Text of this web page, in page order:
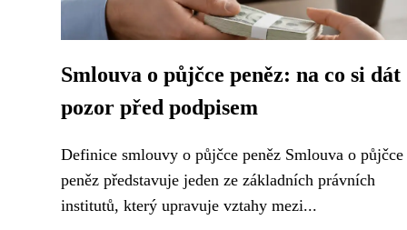
Smlouva o půjčce peněz: na co si dát
pozor před podpisem
Definice smlouvy o půjčce peněz Smlouva o půjčce
peněz představuje jeden ze základních právních
institutů, který upravuje vztahy mezi...